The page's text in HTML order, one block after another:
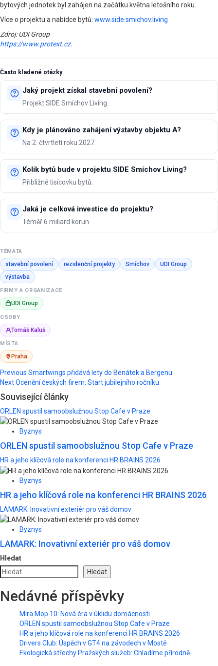
bytových jednotek byl zahájen na začátku května letošního roku.
Více o projektu a nabídce bytů: www.side.smichov.living
Zdroj: UDI Group
https://www.protext.cz.
Často kladené otázky
Jaký projekt získal stavební povolení?
Projekt SIDE Smíchov Living.
Kdy je plánováno zahájení výstavby objektu A?
Na 2. čtvrtletí roku 2027.
Kolik bytů bude v projektu SIDE Smíchov Living?
Přibližně tisícovku bytů.
Jaká je celková investice do projektu?
Téměř 6 miliard korun.
TÉMATA
stavební povolení rezidenční projekty Smíchov
UDI Group
výstavba
FIRMY A ORGANIZACE
UDI Group
OSOBY
Tomáš Kaluš
MÍSTA
Praha
Post
navigation
Previous Smartwings přidává lety do Benátek a Bergenu
NextOcenění českých firem: Start jubilejního ročníku
Související články
ORLEN spustil samoobslužnou Stop Cafe v Praze
Byznys
ORLEN spustil samoobslužnou Stop Cafe v Praze
HR a jeho klíčová role na konferenci HR BRAINS 2026
Byznys
HR a jeho klíčová role na konferenci HR BRAINS 2026
LAMARK: Inovativní exteriér pro váš domov
Byznys
LAMARK: Inovativní exteriér pro váš domov
Hledat
Hledat
Nedávné příspěvky
Mira Mop 10: Nová éra v úklidu domácnosti
ORLEN spustil samoobslužnou Stop Cafe v Praze
HR a jeho klíčová role na konferenci HR BRAINS 2026
Drivers Club: Úspěch v GT4 na závodech v Mostě
Ekologická střechy Pražských služeb: Chladíme přírodně